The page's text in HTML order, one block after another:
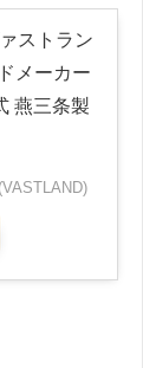
ストラン
メーカー
燕三条製